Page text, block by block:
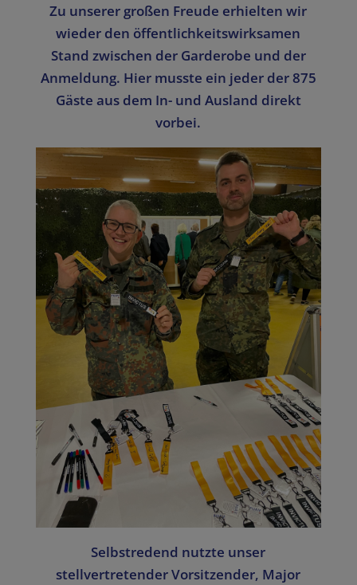
Zu unserer großen Freude erhielten wir
wieder den öffentlichkeitswirksamen
Stand zwischen der Garderobe und der
Anmeldung. Hier musste ein jeder der 875
Gäste aus dem In- und Ausland direkt
vorbei.
Selbstredend nutzte unser
stellvertretender Vorsitzender, Major